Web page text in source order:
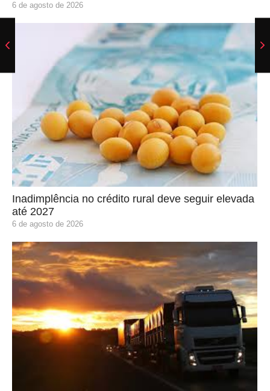
6 de agosto de 2026
Inadimplência no crédito rural deve seguir elevada
até 2027
6 de agosto de 2026